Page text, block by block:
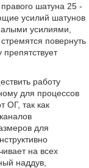
шатуна 25 -
усилий шатунов
усилиями,
повернуть
работу
для процессов
ОГ, так как
для
на всех
наддув,